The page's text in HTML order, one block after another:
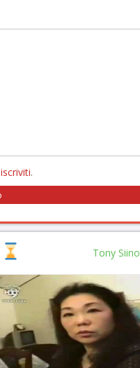
iscriviti.
Tony Siino